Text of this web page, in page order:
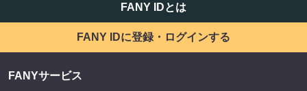
FANY IDとは
FANY IDに登録・ログインする
FANYサービス